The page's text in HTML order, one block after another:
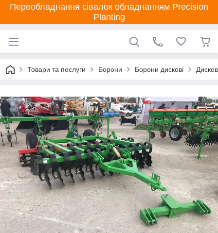
Переобладнання сівалок обладнанням Precision
Planting
Товари та послуги Борони Борони дискові